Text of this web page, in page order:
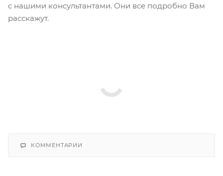
с нашими консультантами. Они все подробно Вам
расскажут.
КОММЕНТАРИИ